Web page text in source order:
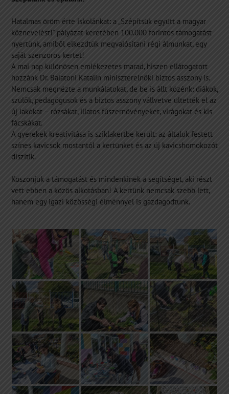
Hatalmas öröm érte iskolánkat: a „Szépítsük együtt a magyar
köznevelést!” pályázat keretében 100.000 forintos támogatást
nyertünk, amiből elkezdtük megvalósítani régi álmunkat, egy
saját szenzoros kertet!
A mai nap különösen emlékezetes marad, hiszen ellátogatott
hozzánk Dr. Balatoni Katalin miniszterelnöki biztos asszony is.
Nemcsak megnézte a munkálatokat, de be is állt közénk: diákok,
szülők, pedagógusok és a biztos asszony vállvetve ültették el az
új lakókat – rózsákat, illatos fűszernövényeket, virágokat és kis
fácskákat.
A gyerekek kreativitása is sziklakertbe került: az általuk festett
színes kavicsok mostantól a kertünket és az új kavicshomokozót
díszítik.
Köszönjük a támogatást és mindenkinek a segítséget, aki részt
vett ebben a közös alkotásban! A kertünk nemcsak szebb lett,
hanem egy igazi közösségi élménnyel is gazdagodtunk.